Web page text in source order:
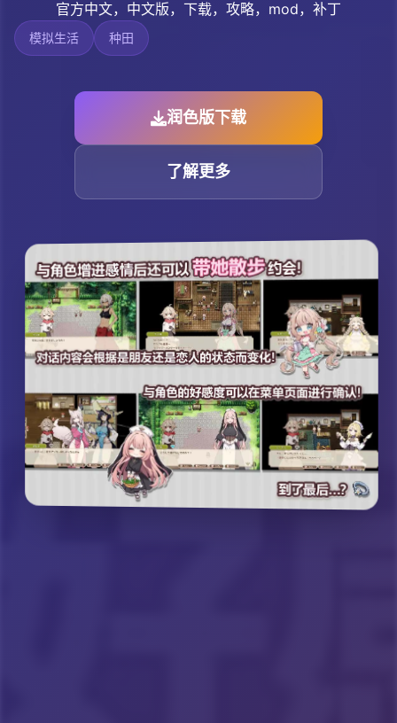
官方中文，中文版，下载，攻略，mod，补丁
模拟生活 种田
润色版下载
了解更多